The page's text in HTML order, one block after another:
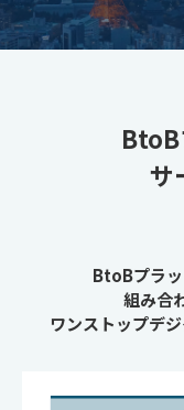
BtoB
サ
BtoBプラ
組み合
ワンストップデ